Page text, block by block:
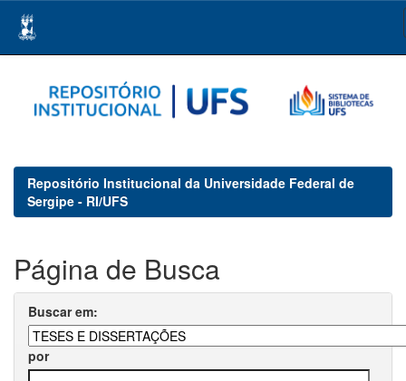
navigation
Repositório Institucional da Universidade Federal de
Sergipe - RI/UFS
Página de Busca
Buscar em:
por